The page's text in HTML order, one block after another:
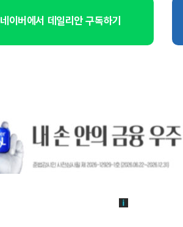
네이버에서 데일리안 구독하기